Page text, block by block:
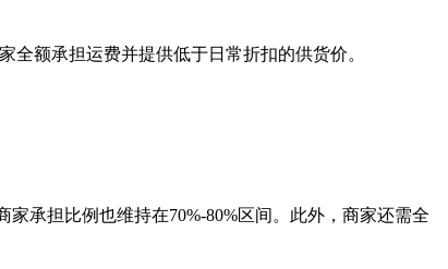
额承担运费并提供低于日常折扣的供货价。
承担比例也维持在70%-80%区间。此外，商家还需全